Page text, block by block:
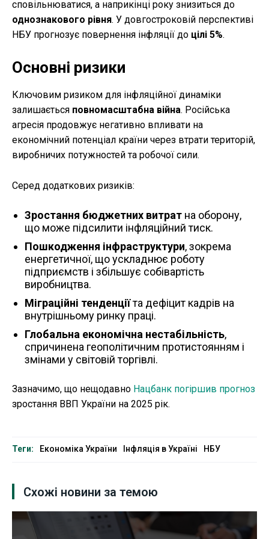
сповільнюватися, а наприкінці року знизиться до
однознакового рівня. У довгостроковій перспективі
НБУ прогнозує повернення інфляції до цілі 5%.
Основні ризики
Ключовим ризиком для інфляційної динаміки
залишається повномасштабна війна. Російська
агресія продовжує негативно впливати на
економічний потенціал країни через втрати територій,
виробничих потужностей та робочої сили.
Серед додаткових ризиків:
Зростання бюджетних витрат на оборону,
що може підсилити інфляційний тиск.
Пошкодження інфраструктури, зокрема
енергетичної, що ускладнює роботу
підприємств і збільшує собівартість
виробництва.
Міграційні тенденціїта дефіцит кадрів на
внутрішньому ринку праці.
Глобальна економічна нестабільність,
спричинена геополітичним протистоянням і
змінами у світовій торгівлі.
Зазначимо, що нещодавно Нацбанк погіршив прогноз
зростання ВВП України на 2025 рік.
Теги: Економіка України Інфляція в Україні НБУ
Схожі новини за темою